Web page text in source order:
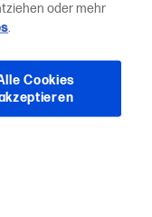
oder mehr
.
Cookies